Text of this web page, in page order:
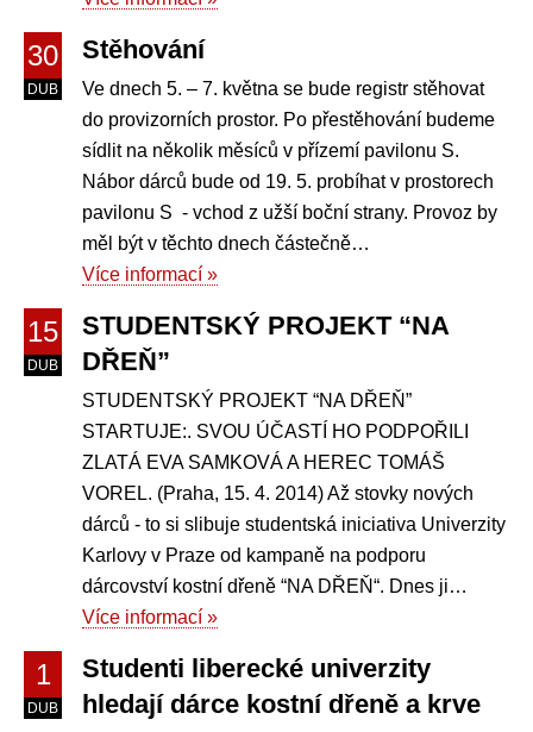
30
DUB
Stěhování
Ve dnech 5. – 7. května se bude registr stěhovat
do provizorních prostor. Po přestěhování budeme
sídlit na několik měsíců v přízemí pavilonu S.
Nábor dárců bude od 19. 5. probíhat v prostorech
pavilonu S - vchod z užší boční strany. Provoz by
měl být v těchto dnech částečně…
Více informací »
15
DUB
STUDENTSKÝ PROJEKT “NA
DŘEŇ”
STUDENTSKÝ PROJEKT “NA DŘEŇ”
STARTUJE:. SVOU ÚČASTÍ HO PODPOŘILI
ZLATÁ EVA SAMKOVÁ A HEREC TOMÁŠ
VOREL. (Praha, 15. 4. 2014) Až stovky nových
dárců - to si slibuje studentská iniciativa Univerzity
Karlovy v Praze od kampaně na podporu
dárcovství kostní dřeně “NA DŘEŇ“. Dnes ji…
Více informací »
1
DUB
Studenti liberecké univerzity
hledají dárce kostní dřeně a krve